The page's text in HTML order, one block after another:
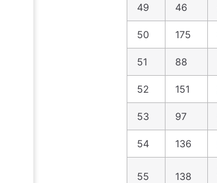
49 46
50 175
51 88
52 151
53 97
54 136
55 138